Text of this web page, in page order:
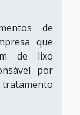
de
que
de lixo
por
tratamento